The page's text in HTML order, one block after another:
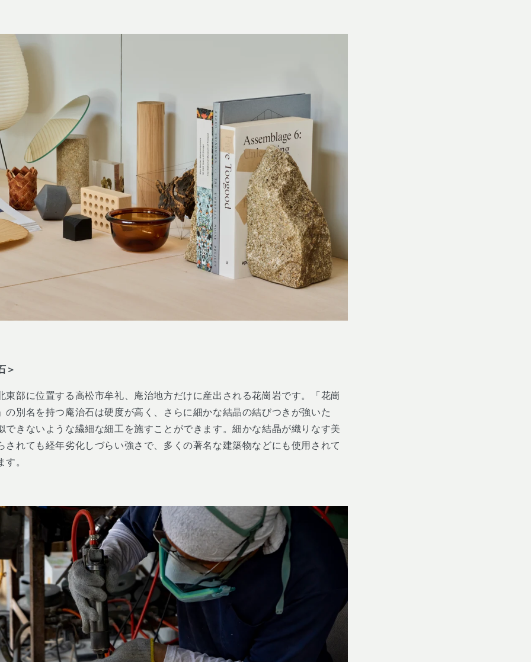
＞
東部に位置する高松市牟礼、庵治地方だけに産出される花崗岩です。「花崗
の別名を持つ庵治石は硬度が高く、さらに細かな結晶の結びつきが強いた
できないような繊細な細工を施すことができます。細かな結晶が織りなす美
されても経年劣化しづらい強さで、多くの著名な建築物などにも使用されて
す。